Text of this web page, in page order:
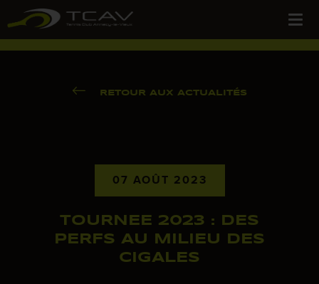
RETOUR AUX ACTUALITÉS
07 AOÛT 2023
TOURNEE 2023 : DES
PERFS AU MILIEU DES
CIGALES